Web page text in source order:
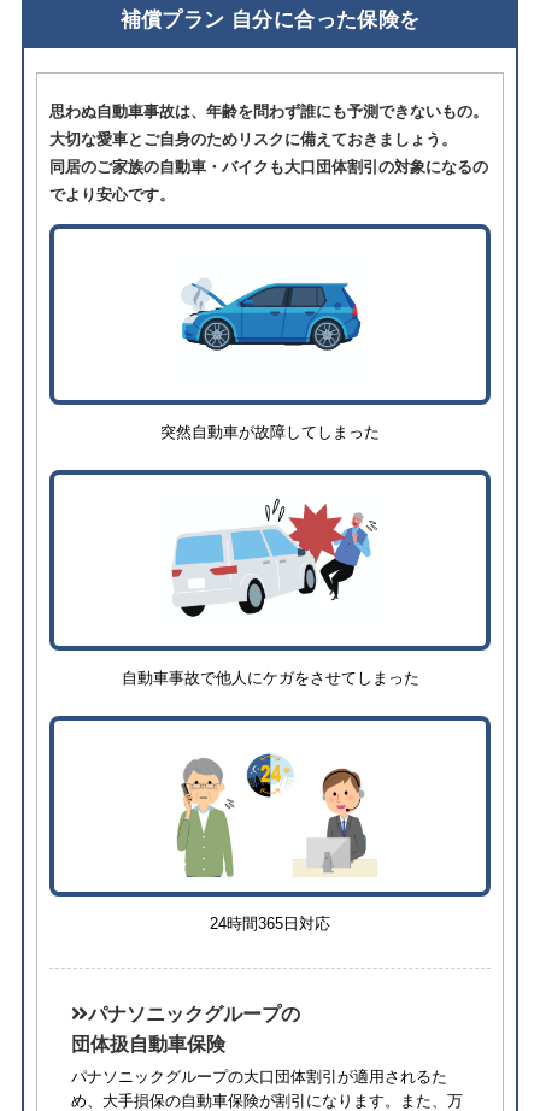
補償プラン ⾃分に合った保険を
思わぬ自動車事故は、年齢を問わず誰にも予測できないもの。
大切な愛車とご自身のためリスクに備えておきましょう。
同居のご家族の自動車・バイクも大口団体割引の対象になるの
でより安心です。
突然自動車が故障してしまった
自動車事故で他人にケガをさせてしまった
24時間365日対応
パナソニックグループの
団体扱自動車保険
パナソニックグループの大口団体割引が適用されるた
め、⼤⼿損保の自動車保険が割引になります。また、万